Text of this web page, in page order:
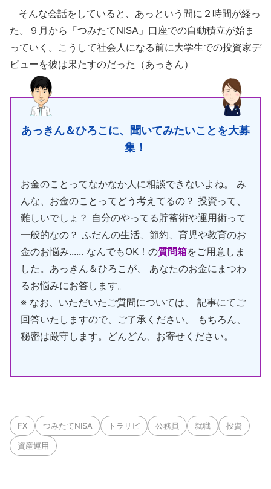
そんな会話をしていると、あっという間に２時間が経っ
た。９月から「つみたてNISA」口座での自動積立が始ま
っていく。こうして社会人になる前に大学生での投資家デ
ビューを彼は果たすのだった（あっきん）
あっきん＆ひろこに、聞いてみたいことを大募
集！
お金のことってなかなか人に相談できないよね。 み
んな、お金のことってどう考えてるの？ 投資って、
難しいでしょ？ 自分のやってる貯蓄術や運用術って
一般的なの？ ふだんの生活、節約、育児や教育のお
金のお悩み...... なんでもOK！の質問箱をご用意しま
した。あっきん＆ひろこが、 あなたのお金にまつわ
るお悩みにお答します。
※ なお、いただいたご質問については、 記事にてご
回答いたしますので、ご了承ください。 もちろん、
秘密は厳守します。どんどん、お寄せください。
FX つみたてNISA トラリピ 公務員 就職 投資
資産運用